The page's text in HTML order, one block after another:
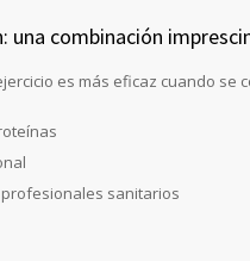
una combinación
es más eficaz cuando se
sanitarios